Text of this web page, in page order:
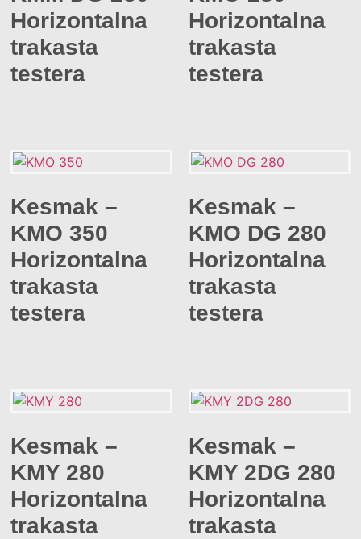
Horizontalna
trakasta
testera
Horizontalna
trakasta
testera
Kesmak –
KMO 350
Horizontalna
trakasta
testera
Kesmak –
KMO DG 280
Horizontalna
trakasta
testera
Kesmak –
KMY 280
Horizontalna
trakasta
Kesmak –
KMY 2DG 280
Horizontalna
trakasta